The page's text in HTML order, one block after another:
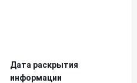
Дата раскрытия
информации